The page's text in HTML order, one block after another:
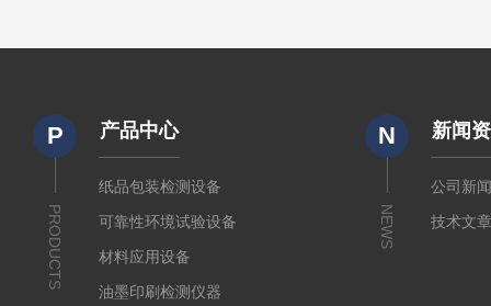
P
PRODUCTS
产品中心
纸品包装检测设备
可靠性环境试验设备
材料应用设备
油墨印刷检测仪器
N
NEWS
新闻
公司新
技术文